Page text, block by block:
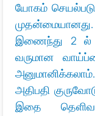
யோகம்
இணைந்து 2 ல்
வருமான
அதிபதி
இதை